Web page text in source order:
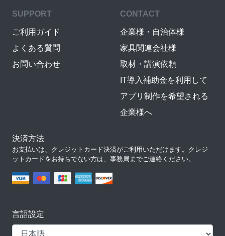
SUPPORT
ご利用ガイド
よくある質問
お問い合わせ
CONTACT
企業様・自治体様
家具関連会社様
取材・講演依頼
IT導入補助金を利用して
アプリ制作を希望される
企業様へ
決済方法
お支払いは、クレジットカード決済がご利用いただけます。クレジ
ットカードをお持ちでない方は、事務局までご連絡ください。
言語設定